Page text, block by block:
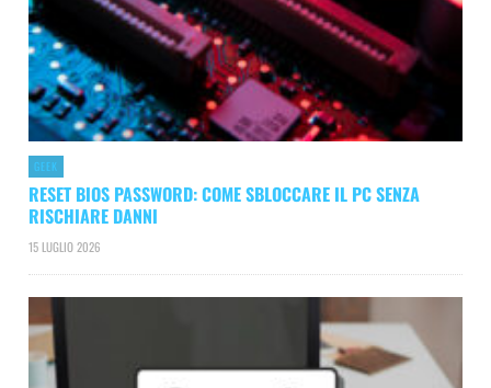
GEEK
RESET BIOS PASSWORD: COME SBLOCCARE IL PC SENZA
RISCHIARE DANNI
15 LUGLIO 2026